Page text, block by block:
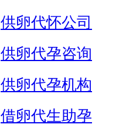
供卵代怀公司
供卵代孕咨询
供卵代孕机构
借卵代生助孕